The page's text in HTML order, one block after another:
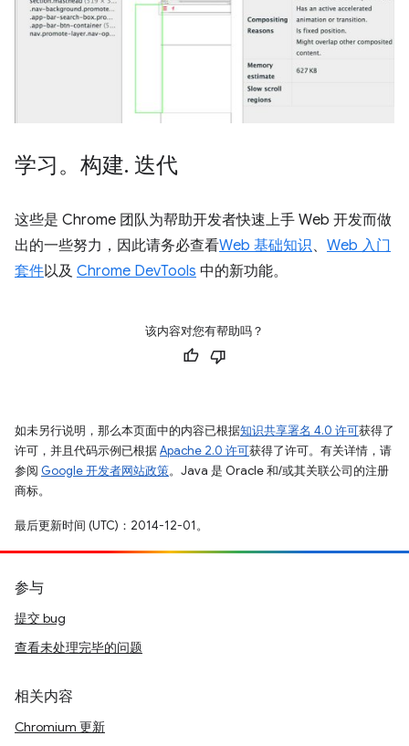
学习。构建. 迭代
这些是 Chrome 团队为帮助开发者快速上手 Web 开发而做
出的一些努力，因此请务必查看Web 基础知识、 Web 入门
套件以及 Chrome DevTools 中的新功能。
该内容对您有帮助吗？
如未另行说明，那么本页面中的内容已根据知识共享署名 4.0 许可获得了
许可，并且代码示例已根据Apache 2.0 许可获得了许可。有关详情，请
参阅 Google 开发者网站政策。Java 是 Oracle 和/或其关联公司的注册
商标。
最后更新时间 (UTC)：2014-12-01。
参与
提交 bug
查看未处理完毕的问题
相关内容
Chromium 更新